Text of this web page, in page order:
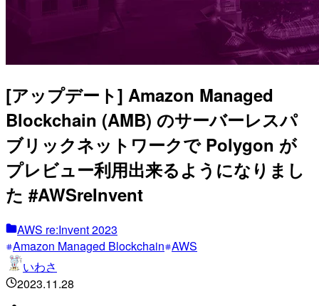
[アップデート] Amazon Managed
Blockchain (AMB) のサーバーレスパ
ブリックネットワークで Polygon が
プレビュー利用出来るようになりまし
た #AWSreInvent
AWS re:Invent 2023
Amazon Managed Blockchain AWS
いわさ
2023.11.28